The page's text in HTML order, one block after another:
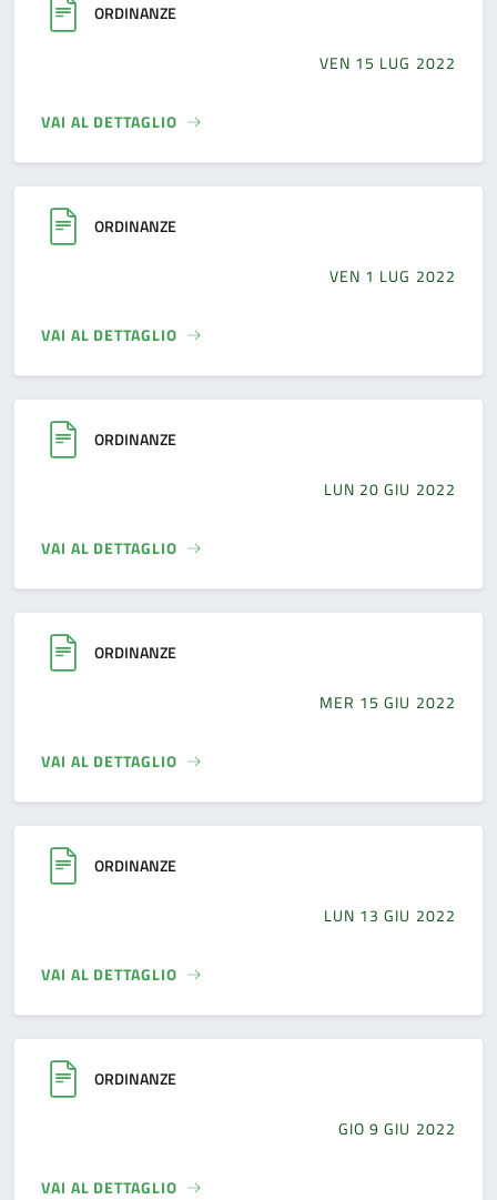
ORDINANZE
VEN 15 LUG 2022
VAI AL DETTAGLIO
ORDINANZE
VEN 1 LUG 2022
VAI AL DETTAGLIO
ORDINANZE
LUN 20 GIU 2022
VAI AL DETTAGLIO
ORDINANZE
MER 15 GIU 2022
VAI AL DETTAGLIO
ORDINANZE
LUN 13 GIU 2022
VAI AL DETTAGLIO
ORDINANZE
GIO 9 GIU 2022
VAI AL DETTAGLIO